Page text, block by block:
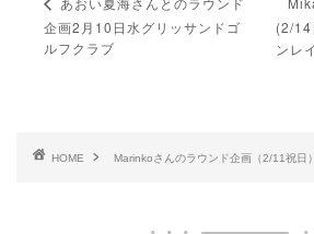
企画2月10日水グリッサンドゴ
ルフクラブ
(2/14
ンレ
HOME Marinkoさんのラウンド企画（2/11祝日